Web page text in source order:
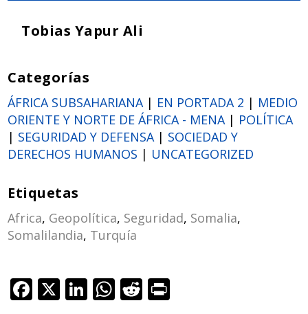
Tobias Yapur Ali
Categorías
ÁFRICA SUBSAHARIANA| EN PORTADA 2 | MEDIO
ORIENTE Y NORTE DE ÁFRICA - MENA| POLÍTICA
| SEGURIDAD Y DEFENSA| SOCIEDAD Y
DERECHOS HUMANOS | UNCATEGORIZED
Etiquetas
Africa, Geopolítica, Seguridad, Somalia,
Somalilandia, Turquía
F X Li W R